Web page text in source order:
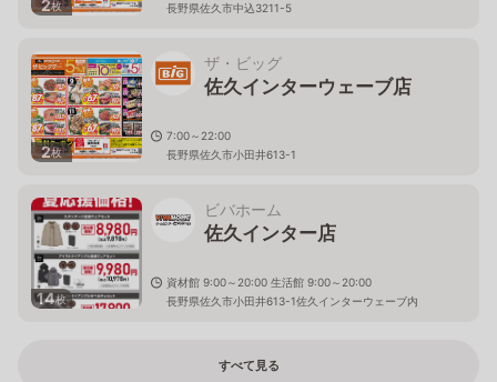
2枚
長野県佐久市中込3211-5
2枚
ザ・ビッグ
佐久インターウェーブ店
7:00～22:00
長野県佐久市小田井613-1
14枚
ビバホーム
佐久インター店
資材館 9:00～20:00 生活館 9:00～20:00
長野県佐久市小田井613-1佐久インターウェーブ内
すべて見る